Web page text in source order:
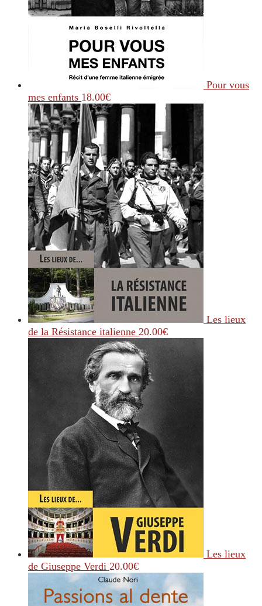
Pour vous
mes enfants 18.00€
Les lieux
de la Résistance italienne 20.00€
Les lieux
de Giuseppe Verdi 20.00€